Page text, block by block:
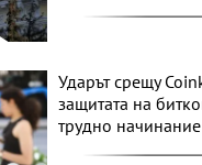
Ударът срещу
защитата на
трудно начинание